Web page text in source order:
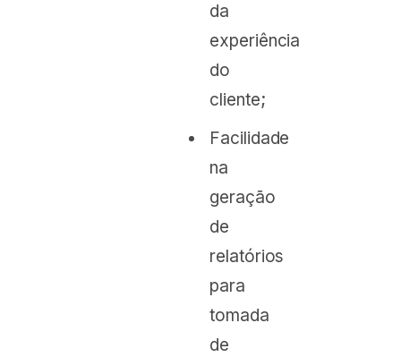
da
experiência
do
cliente;
Facilidade
na
geração
de
relatórios
para
tomada
de